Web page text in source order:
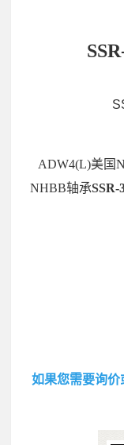
ADW4(L)美国
NHBB轴承SSR-
如果您需要询